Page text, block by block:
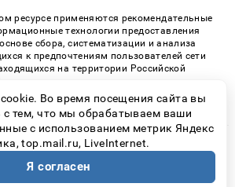
ресурсе применяются рекомендательные
технологии предоставления
сбора, систематизации и анализа
к предпочтениям пользователей сети
на территории Российской
применения рекомендательных
рекламно-обменной сети
«СМИ2» (PDF)
| Все права защищены
категория сайта 16+
конфиденциальности
Во время посещения сайта вы
с тем, что мы обрабатываем ваши
с использованием метрик Яндекс
top.mail.ru, LiveInternet.
Я согласен